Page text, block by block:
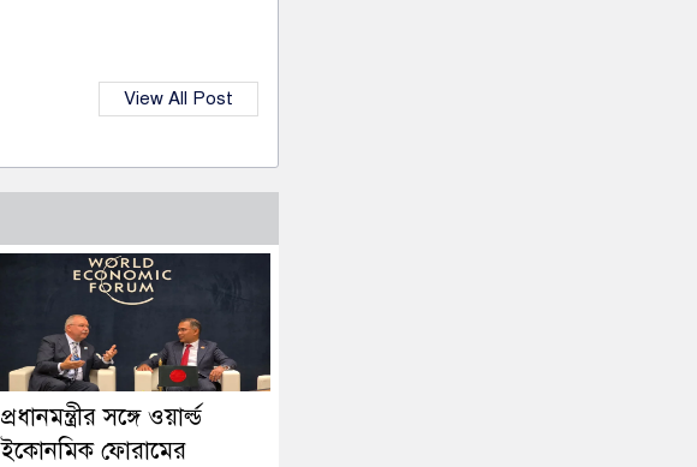
View All Post
প্রধানমন্ত্রীর সঙ্গে ওয়ার্ল্ড
ইকোনমিক ফোরামের